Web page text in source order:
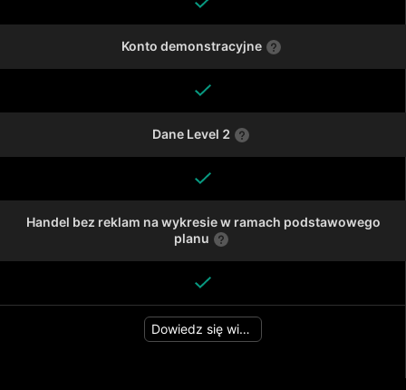
Konto demonstracyjne
Dane Level 2
Handel bez reklam na wykresie w ramach podstawowego
planu
Dowiedz się więcej